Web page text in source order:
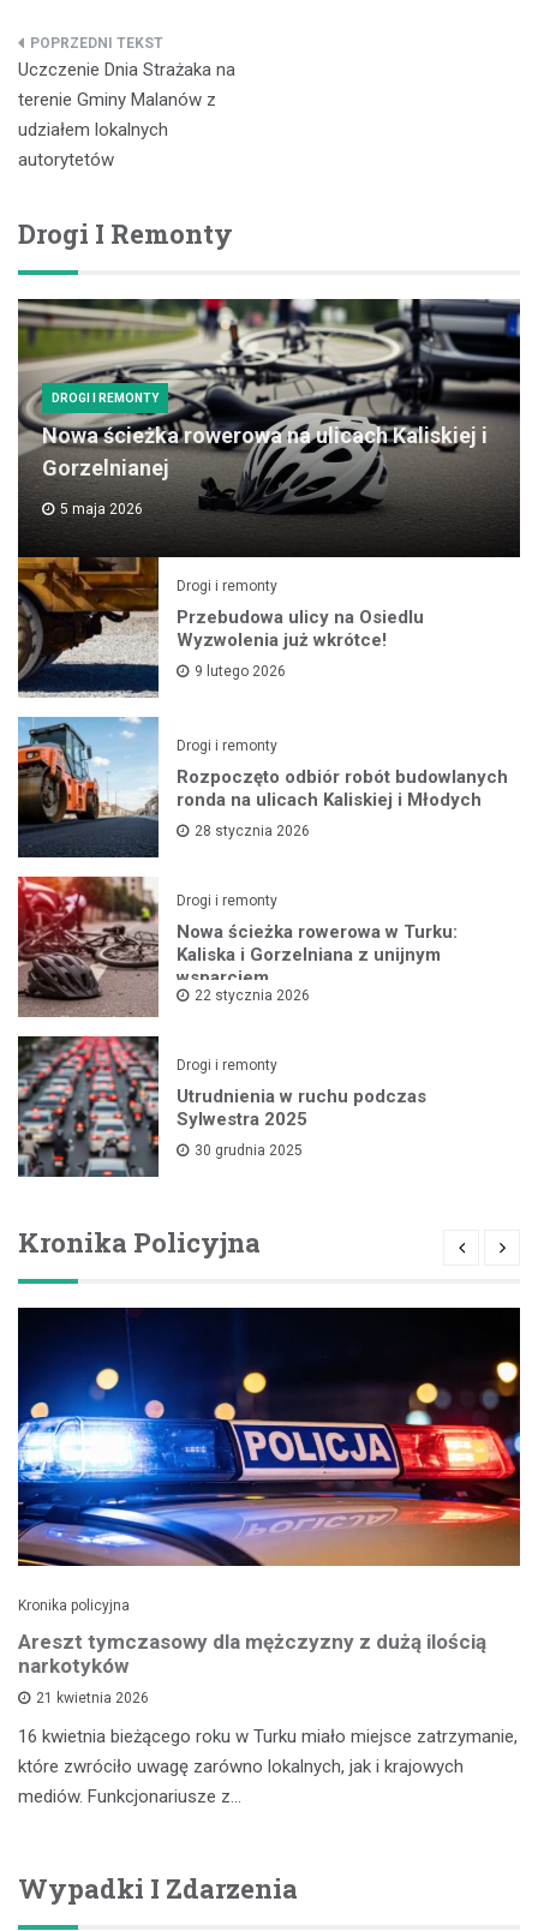
Nawigacja
wpisu
Uczczenie Dnia Strażaka na
terenie Gminy Malanów z
udziałem lokalnych
autorytetów
Drogi I Remonty
DROGI I REMONTY
Nowa ścieżka rowerowa na ulicach Kaliskiej i
Gorzelnianej
5 maja 2026
Drogi i remonty
Przebudowa ulicy na Osiedlu
Wyzwolenia już wkrótce!
9 lutego 2026
Drogi i remonty
Rozpoczęto odbiór robót budowlanych
ronda na ulicach Kaliskiej i Młodych
28 stycznia 2026
Drogi i remonty
Nowa ścieżka rowerowa w Turku:
Kaliska i Gorzelniana z unijnym
wsparciem
22 stycznia 2026
Drogi i remonty
Utrudnienia w ruchu podczas
Sylwestra 2025
30 grudnia 2025
Kronika Policyjna
Kronika policyjna
Areszt tymczasowy dla mężczyzny z dużą ilością
narkotyków
21 kwietnia 2026
16 kwietnia bieżącego roku w Turku miało miejsce zatrzymanie,
które zwróciło uwagę zarówno lokalnych, jak i krajowych
mediów. Funkcjonariusze z…
Wypadki I Zdarzenia